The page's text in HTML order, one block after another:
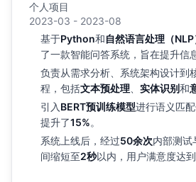
个人项目
2023-03 - 2023-08
基于Python和自然语言处理（
了一款智能问答系统，旨在提升信
负责从需求分析、系统架构设计到
程，包括文本预处理 实体识别和
引入 BERT预训练模型进行语义匹
提升了15%。
系统上线后，经过50余次内部测试
间缩短至2秒以内，用户满意度达到